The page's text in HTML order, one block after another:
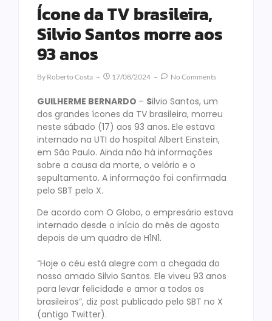
Ícone da TV brasileira,
Silvio Santos morre aos
93 anos
By Roberto Costa 17/08/2024 No Comments
GUILHERME BERNARDO – Silvio Santos, um
dos grandes ícones da TV brasileira, morreu
neste sábado (17) aos 93 anos. Ele estava
internado na UTI do hospital Albert Einstein,
em São Paulo. Ainda não há informações
sobre a causa da morte, o velório e o
sepultamento. A informação foi confirmada
pelo SBT pelo X.
De acordo com O Globo, o empresário estava
internado desde o início do mês de agosto
depois de um quadro de H1N1.
“Hoje o céu está alegre com a chegada do
nosso amado Silvio Santos. Ele viveu 93 anos
para levar felicidade e amor a todos os
brasileiros”, diz post publicado pelo SBT no X
(antigo Twitter).